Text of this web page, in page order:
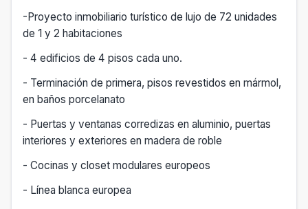
-Proyecto inmobiliario turístico de lujo de 72 unidades
de 1 y 2 habitaciones
- 4 edificios de 4 pisos cada uno.
- Terminación de primera, pisos revestidos en mármol,
en baños porcelanato
- Puertas y ventanas corredizas en aluminio, puertas
interiores y exteriores en madera de roble
- Cocinas y closet modulares europeos
- Línea blanca europea